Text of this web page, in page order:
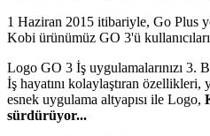
1 Haziran 2015 itibariyle, Go Plus
Kobi ürünümüz GO 3'ü
Logo GO 3 İş uygulamalarınızı 3.
İş hayatını kolaylaştıran özellikleri,
esnek uygulama altyapısı ile Logo,
sürdürüyor...